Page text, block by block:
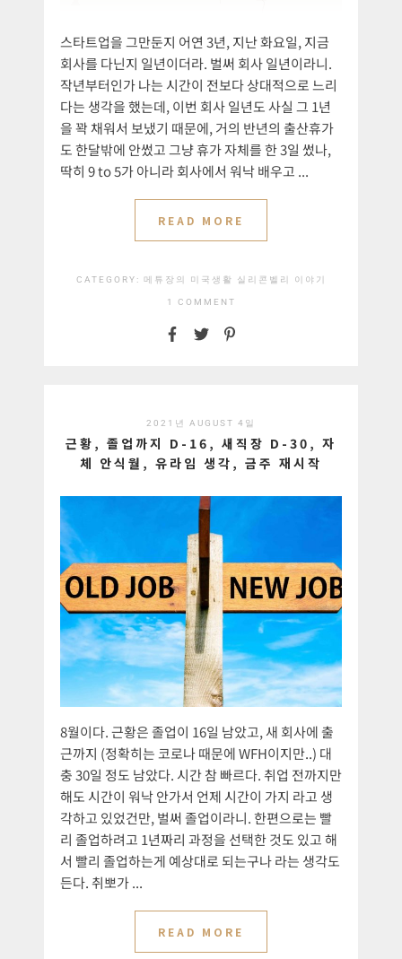
스타트업을 그만둔지 어연 3년, 지난 화요일, 지금
회사를 다닌지 일년이더라. 벌써 회사 일년이라니.
작년부터인가 나는 시간이 전보다 상대적으로 느리
다는 생각을 했는데, 이번 회사 일년도 사실 그 1년
을 꽉 채워서 보냈기 때문에, 거의 반년의 출산휴가
도 한달밖에 안썼고 그냥 휴가 자체를 한 3일 썼나,
딱히 9 to 5가 아니라 회사에서 워낙 배우고 ...
READ MORE
CATEGORY: 메튜장의 미국생활 실리콘벨리 이야기
1 COMMENT
2021년 AUGUST 4일
근황, 졸업까지 D-16, 새직장 D-30, 자
체 안식월, 유라임 생각, 금주 재시작
8월이다. 근황은 졸업이 16일 남았고, 새 회사에 출
근까지 (정확히는 코로나 때문에 WFH이지만..) 대
충 30일 정도 남았다. 시간 참 빠르다. 취업 전까지만
해도 시간이 워낙 안가서 언제 시간이 가지 라고 생
각하고 있었건만, 벌써 졸업이라니. 한편으로는 빨
리 졸업하려고 1년짜리 과정을 선택한 것도 있고 해
서 빨리 졸업하는게 예상대로 되는구나 라는 생각도
든다. 취뽀가 ...
READ MORE